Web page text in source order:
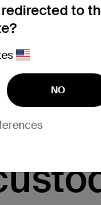
to
NO